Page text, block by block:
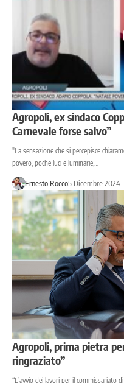
Agropoli, ex sindaco
Carnevale forse salvo”
"La sensazione che si percepisce
povero, poche luci e luminarie,…
Ernesto Rocco5 Dicembre 2024
Agropoli, prima pietra
ringraziato”
“L’avvio dei lavori per il commissariato